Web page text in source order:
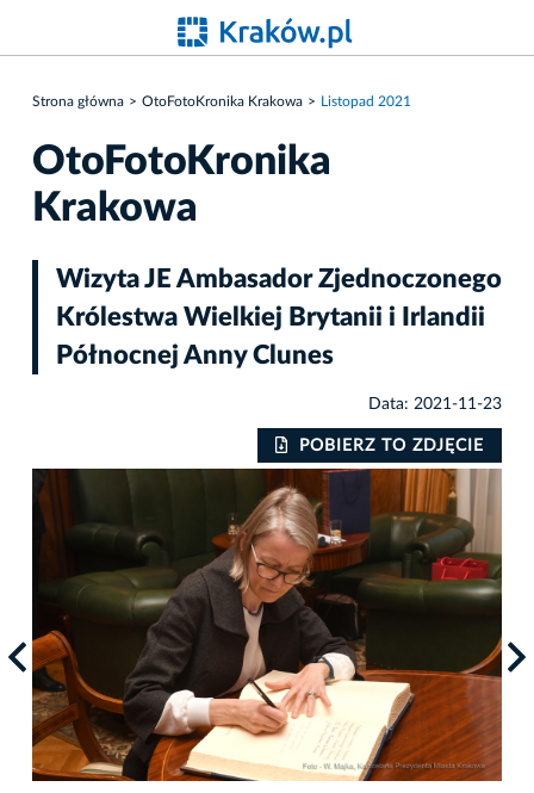
Strona główna OtoFotoKronika Krakowa Listopad 2021
OtoFotoKronika
Krakowa
Wizyta JE Ambasador Zjednoczonego
Królestwa Wielkiej Brytanii i Irlandii
Północnej Anny Clunes
Data: 2021-11-23
POBIERZ TO ZDJĘCIE